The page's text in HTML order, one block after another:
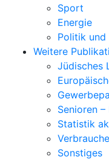
Sport
Energie
Politik
Weitere
Jüdisches
Senioren –
Statistik
Sonstiges